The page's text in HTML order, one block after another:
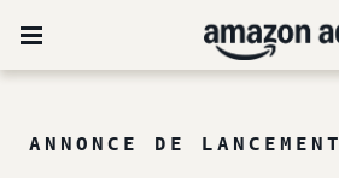
ANNONCE DE LANCEMENT